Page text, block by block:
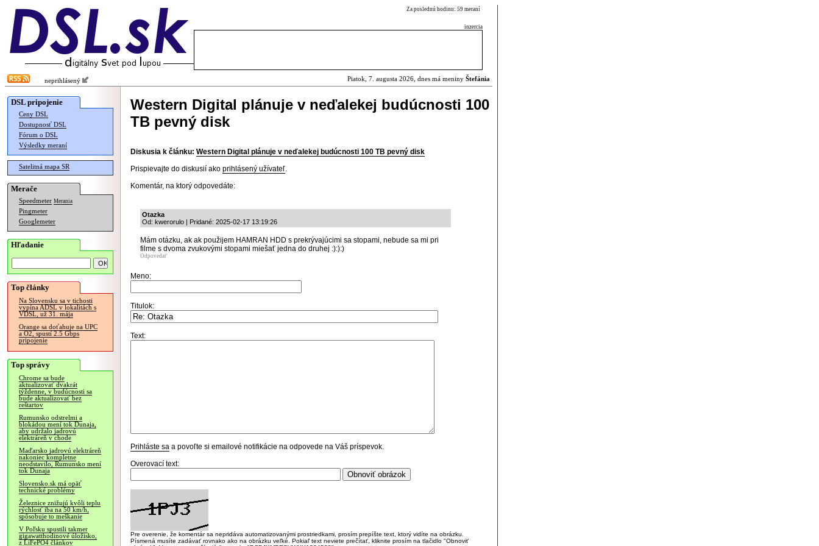
Za poslednú hodinu: 59 meraní
inzercia
neprihlásený Piatok, 7. augusta 2026, dnes má meniny Štefánia
DSL pripojenie
Ceny DSL
Dostupnosť DSL
Fórum o DSL
Výsledky meraní
Satelitná mapa SR
Merače
Speedmeter Merania
Pingmeter
Googlemeter
Hľadanie
Top články
Na Slovensku sa v tichosti
vypína ADSL v lokalitách s
VDSL, už 31. mája
Orange sa doťahuje na UPC
a O2, spustí 2.5 Gbps
pripojenie
Top správy
Chrome sa bude
aktualizovať dvakrát
týždenne, v budúcnosti sa
bude aktualizovať bez
reštartov
Rumunsko odstrelmi a
blokádou mení tok Dunaja,
aby udržalo jadrovú
elektráreň v chode
Maďarsko jadrovú elektráreň
nakoniec kompletne
neodstavilo, Rumunsko mení
tok Dunaja
Slovensko.sk má opäť
technické problémy
Železnice znižujú kvôli teplu
rýchlosť iba na 50 km/h,
spôsobuje to meškanie
V Poľsku spustili takmer
gigawatthodinové úložisko,
z LiFePO4 článkov
Western Digital plánuje v neďalekej budúcnosti 100
TB pevný disk
Diskusia k článku: Western Digital plánuje v neďalekej budúcnosti 100 TB pevný disk
Prispievajte do diskusií ako prihlásený užívateľ.
Komentár, na ktorý odpovedáte:
Otazka
Od: kwerorulo | Pridané: 2025-02-17 13:19:26
Mám otázku, ak ak použijem HAMRAN HDD s prekrývajúcimi sa stopami, nebude sa mi pri
filme s dvoma zvukovými stopami miešať jedna do druhej :):):)
Odpovedať
Meno:
Titulok:
Text:
Prihláste sa a povoľte si emailové notifikácie na odpovede na Váš príspevok.
Overovací text:
Pre overenie, že komentár sa nepridáva automatizovanými prostriedkami, prosím prepíšte text, ktorý vidíte na obrázku.
Písmená musíte zadávať rovnako ako na obrázku veľké. Pokiaľ text neviete prečítať, kliknite prosím na tlačidlo "Obnoviť